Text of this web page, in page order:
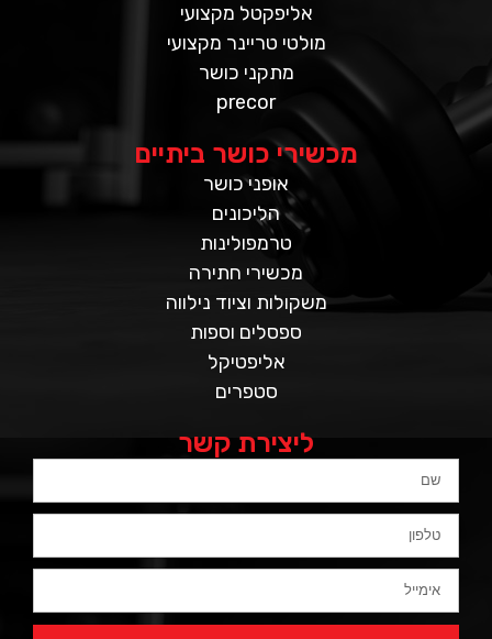
אליפקטל מקצועי
מולטי טריינר מקצועי
מתקני כושר
precor
מכשירי כושר ביתיים
אופני כושר
הליכונים
טרמפולינות
מכשירי חתירה
משקולות וציוד נילווה
ספסלים וספות
אליפטיקל
סטפרים
ליצירת קשר